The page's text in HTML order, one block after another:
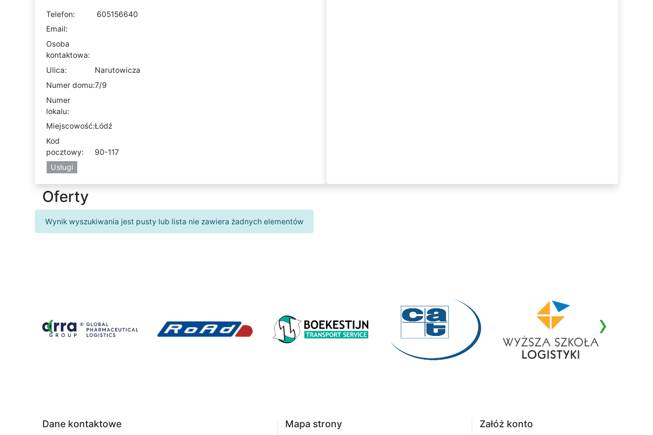
Telefon:
605156640
Email:
Osoba
kontaktowa:
Ulica:
Narutowicza
Numer domu:7/9
Numer
lokalu:
Miejscowość:Łódź
Kod
pocztowy:
90-117
Usługi
Oferty
Wynik wyszukiwania jest pusty lub lista nie zawiera żadnych elementów
‹ ›
Dane kontaktowe Mapa strony Załóż konto